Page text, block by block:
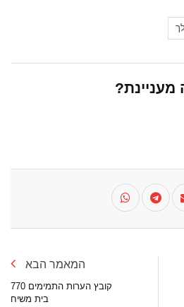
המאמר הבא
קובץ הערות התמימים 770
בית משיח